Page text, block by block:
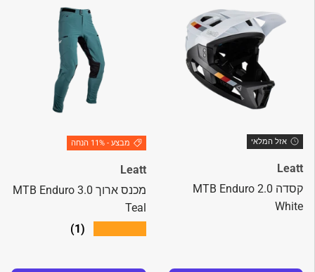
אזל המלאי
Leatt
קסדה MTB Enduro 2.0
White
מבצע - 11% הנחה
Leatt
מכנס ארוך MTB Enduro 3.0
Teal
(1)